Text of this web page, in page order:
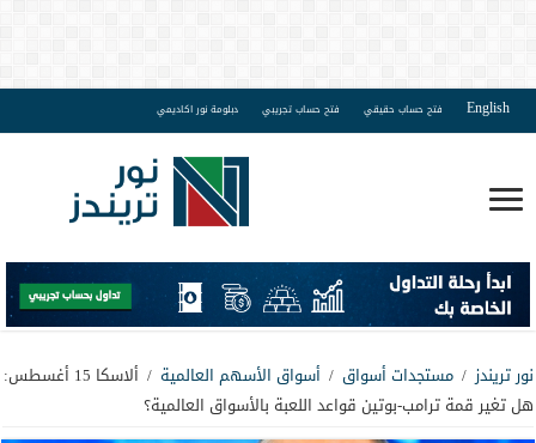
English فتح حساب حقيقي فتح حساب تجريبي دبلومة نور اكاديمي
نور تريندز / مستجدات أسواق / أسواق الأسهم العالمية /
ألاسكا 15 أغسطس:
هل تغير قمة ترامب-بوتين قواعد اللعبة بالأسواق العالمية؟